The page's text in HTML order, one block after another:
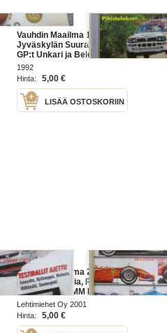
Vauhdin Maailma 1992 nr 9 -mm.
Jyväskylän Suurajot, Formula 1
GP:t Unkari ja Belgia, Paris-Peking
16 000 km, Motocross-MM Heinola
mestaruus jenkkeihin, Drag
1992
Hinta:
5,00 €
LISÄÄ OSTOSKORIIN
Vauhdin maailma 2001 nr 3 -mm.
F1 MM Australia, Ralli-SM Loppi ja
Heinola, Ralli-MM Ruotsi, Ralli-SM
naiset ja nuoret Suonenjoki ja
Kangasala, F-ryhmän cup Virrat,
Lehtimiehet Oy 2001
Hinta:
5,00 €